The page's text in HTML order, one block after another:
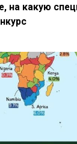
на какую